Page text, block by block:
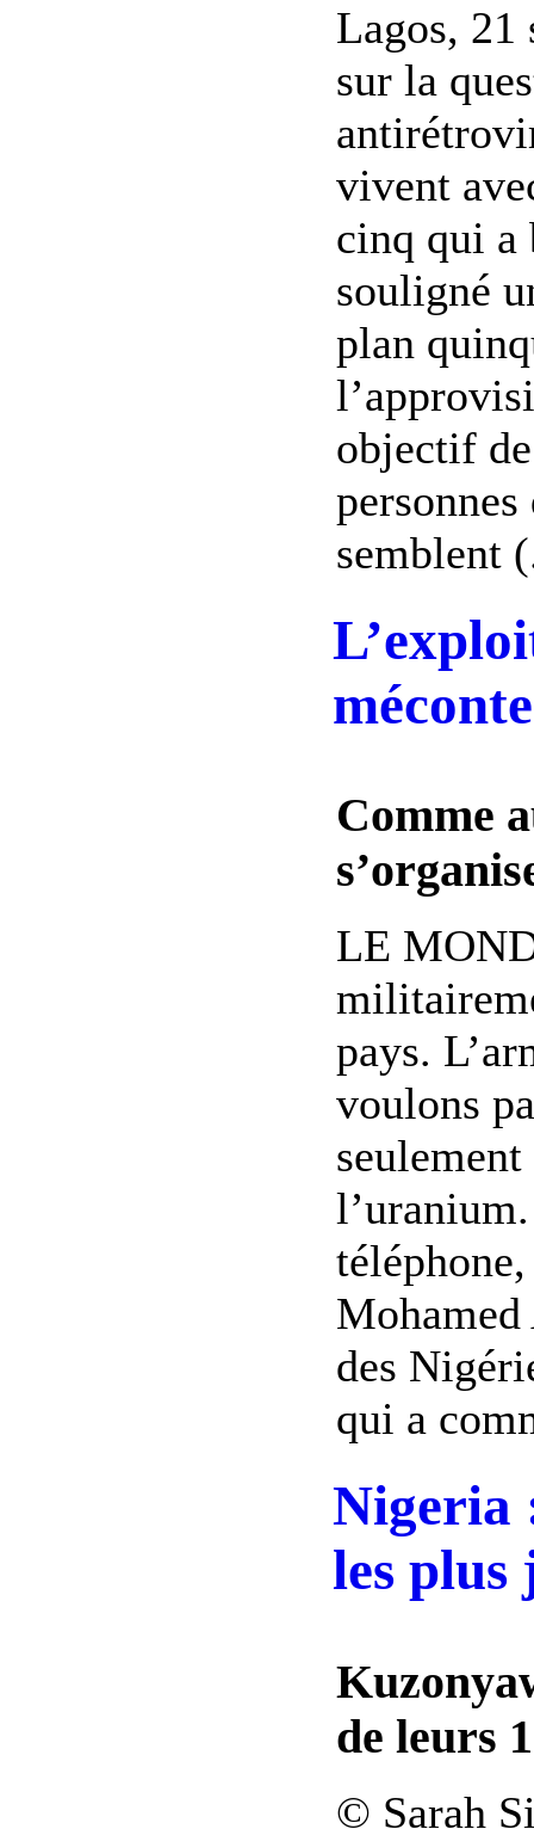
Lagos, 21
sur la
vivent
cinq qui a
souligné
plan
objectif
semblent
Comme
LE
pays.
voulons
des
qui a
Nigeria
les plus
de leurs
© Sarah